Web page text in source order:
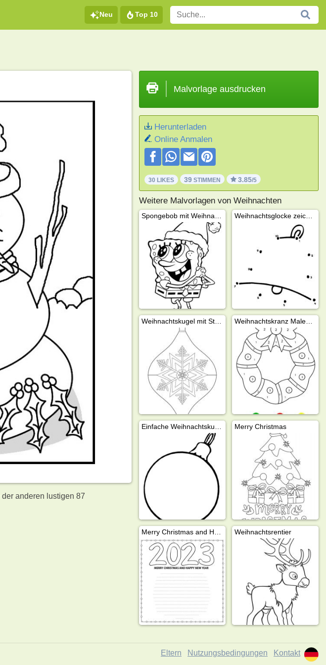
Neu Top 10
anderen lustigen 87
Malvorlage ausdrucken
Herunterladen
Online Anmalen
30 LIKES 39STIMMEN 3.85/5
Weitere Malvorlagen von Weihnachten
Weihnachtsglocke zeichnen
Weihnachtskugel mit Stern Weihnachtskranz Malen nach Zahlen
Merry Christmas
Weihnachtsrentier
Eltern Nutzungsbedingungen Kontakt